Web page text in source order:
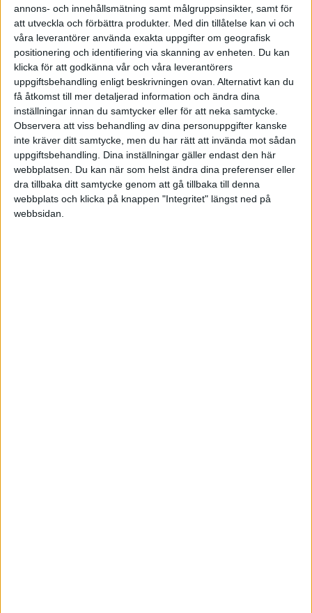
annons- och innehållsmätning samt målgruppsinsikter, samt för
att utveckla och förbättra produkter. Med din tillåtelse kan vi och
våra leverantörer använda exakta uppgifter om geografisk
positionering och identifiering via skanning av enheten. Du kan
klicka för att godkänna vår och våra leverantörers
uppgiftsbehandling enligt beskrivningen ovan. Alternativt kan du
få åtkomst till mer detaljerad information och ändra dina
inställningar innan du samtycker eller för att neka samtycke.
Observera att viss behandling av dina personuppgifter kanske
inte kräver ditt samtycke, men du har rätt att invända mot sådan
uppgiftsbehandling. Dina inställningar gäller endast den här
webbplatsen. Du kan när som helst ändra dina preferenser eller
dra tillbaka ditt samtycke genom att gå tillbaka till denna
webbplats och klicka på knappen "Integritet" längst ned på
webbsidan.
"DE JOBBADE FÖR ATT BERIKA SIG SJÄLVA, INTE FÖR
ATT BERIKA MIG."
- Jonas Hombert
Källa:Lär känna fondroboten Opti
"HADE VI FÖLJT CAROLINES RÅD I VÅR FAMILJ, HADE